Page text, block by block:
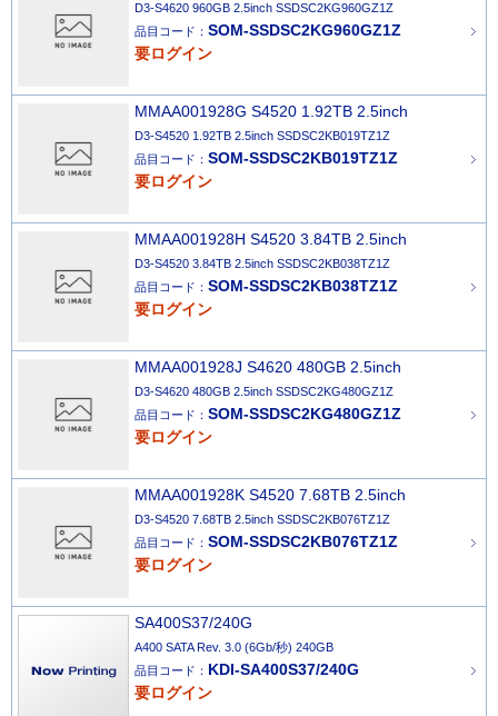
D3-S4620 960GB 2.5inch SSDSC2KG960GZ1Z
品目コード： SOM-SSDSC2KG960GZ1Z
要ログイン
MMAA001928G S4520 1.92TB 2.5inch
D3-S4520 1.92TB 2.5inch SSDSC2KB019TZ1Z
品目コード： SOM-SSDSC2KB019TZ1Z
要ログイン
MMAA001928H S4520 3.84TB 2.5inch
D3-S4520 3.84TB 2.5inch SSDSC2KB038TZ1Z
品目コード： SOM-SSDSC2KB038TZ1Z
要ログイン
MMAA001928J S4620 480GB 2.5inch
D3-S4620 480GB 2.5inch SSDSC2KG480GZ1Z
品目コード： SOM-SSDSC2KG480GZ1Z
要ログイン
MMAA001928K S4520 7.68TB 2.5inch
D3-S4520 7.68TB 2.5inch SSDSC2KB076TZ1Z
品目コード： SOM-SSDSC2KB076TZ1Z
要ログイン
SA400S37/240G
A400 SATA Rev. 3.0 (6Gb/秒) 240GB
品目コード： KDI-SA400S37/240G
要ログイン